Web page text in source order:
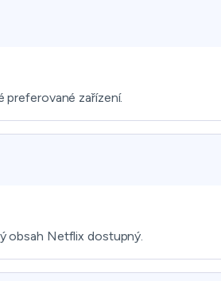
preferované zařízení.
obsah Netflix dostupný.